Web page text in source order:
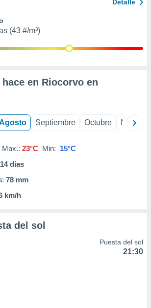
Detalle
(43 #/m³)
en Riocorvo en
Septiembre Octubre
Max.: 23°C Min: 15°C
14días
78 mm
km/h
del sol
Puesta del sol
21:30